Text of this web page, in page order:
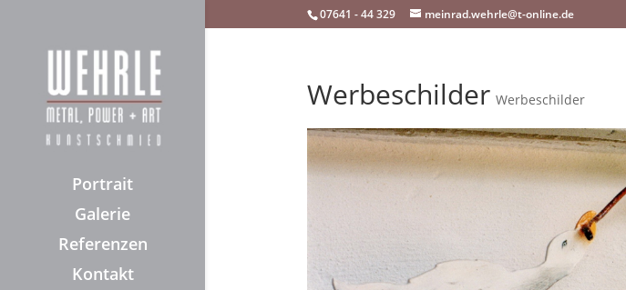
07641 - 44 329 meinrad.wehrle@t-online.de
Portrait
Galerie
Referenzen
Kontakt
Werbeschilder Werbeschilder